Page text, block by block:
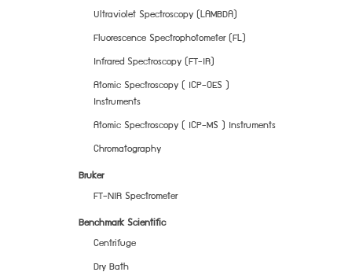
Ultraviolet Spectroscopy (LAMBDA)
Fluorescence Spectrophotometer (FL)
Infrared Spectroscopy (FT-IR)
Atomic Spectroscopy ( ICP-OES )
Instruments
Atomic Spectroscopy ( ICP-MS ) Instruments
Chromatography
Bruker
FT-NIR Spectrometer
Benchmark Scientific
Centrifuge
Dry Bath